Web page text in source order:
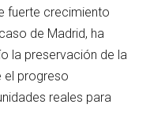
fuerte crecimiento
de Madrid, ha
la preservación de la
el progreso
reales para